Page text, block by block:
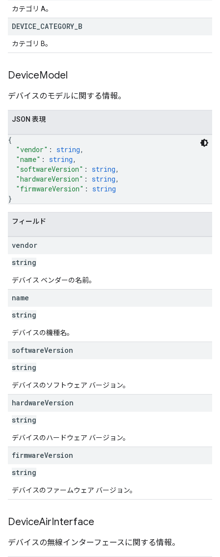
カテゴリ A。
DEVICE CATEGORY B
カテゴリ B。
DeviceModel
デバイスのモデルに関する情報。
JSON 表現
{
"vendor" : string,
"name" : string,
"softwareVersion" : string,
"hardwareVersion" : string,
"firmwareVersion" : string
}
フィールド
vendor
string
デバイス ベンダーの名前。
name
string
デバイスの機種名。
softwareVersion
string
デバイスのソフトウェア バージョン。
hardwareVersion
string
デバイスのハードウェア バージョン。
firmwareVersion
string
デバイスのファームウェア バージョン。
DeviceAirInterface
デバイスの無線インターフェースに関する情報。